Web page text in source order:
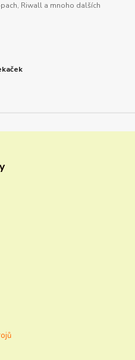
Riwall a mnoho dalších